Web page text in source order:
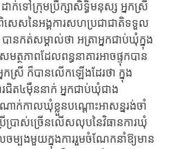
ក់​ទៅក្រុមប្រឹក្សា​សិទ្ធិមនុស្ស ​អ្នកស្រី
សេស​នៃអង្គការ​សហប្រជាជាតិ​ទទួល
ានកត់សម្គាល់ថា ​អត្រាអ្នកជាប់ឃុំ​ក្នុង
មត្ថភាព​ដែល​ពន្ធនាគារ​អាចផ្ទុកបាន​
រី ​ក៏បានលើកឡើងដែរថា​ ក្នុង
ជិត​៤ម៉ឺននាក់ ​អ្នកជាប់ឃុំ​ជាង
ក់កាល​ឃុំខ្លួន​បណ្ដោះអាសន្ន​រង់ចាំ
ើប្រាស់​ច្រើនលើសលុប​នៃវិធានការ​ឃុំ
ម្បងមួយ​ក្នុងការ​រួមចំណែក​នាំឱ្យមាន​